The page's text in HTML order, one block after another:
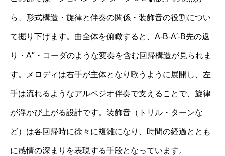
ら、形式構造・旋律と伴奏の関係・装飾音の役割につい
て掘り下げます。曲全体を俯瞰すると、A‐B‐A′‐B先の返
り・A″・コーダのような変奏を含む回帰構造が見られま
す。メロディは右手が主体となり歌うように展開し、左
手は流れるようなアルペジオ伴奏で支えることで、旋律
が浮かび上がる設計です。装飾音（トリル・ターンな
ど）は各回帰時に徐々に複雑になり、時間の経過ととも
に感情の深まりを表現する手段となっています。